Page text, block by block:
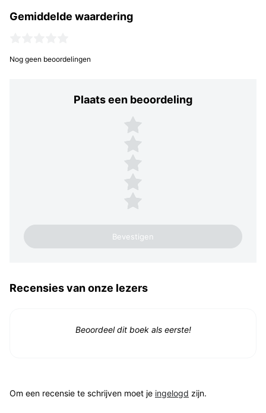
Gemiddelde waardering
Nog geen beoordelingen
Plaats een beoordeling
Plaats een beoordeling
5 sterren
4 sterren
3 sterren
2 sterren
1 ster
Recensies van onze lezers
Beoordeel dit boek als eerste!
Om een recensie te schrijven moet je ingelogd zijn.